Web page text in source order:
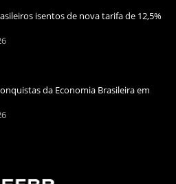
isentos de nova tarifa de 12,5%
da Economia Brasileira em